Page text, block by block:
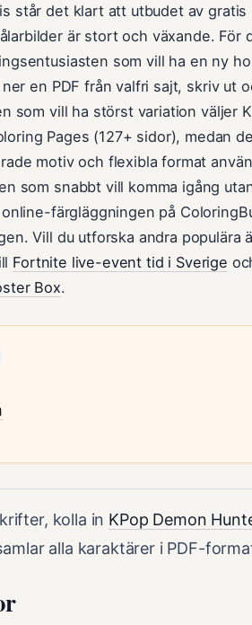
står det klart att utbudet av gratis
är stort och växande. För
som vill ha en ny
en PDF från valfri sajt, skriv ut
som vill ha störst variation väljer
Pages (127+ sidor), medan
motiv och flexibla format
som snabbt vill komma igång
färgläggningen på
Vill du utforska andra populära
Fortnite live-event tid i Sverige
Box.
kolla in KPop Demon
alla karaktärer i PDF-